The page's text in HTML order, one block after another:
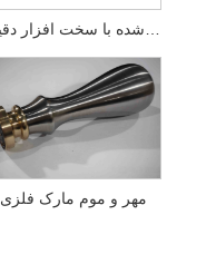
مهر و موم مارک فلزی